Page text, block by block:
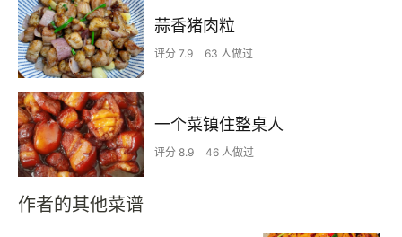
蒜香猪肉粒
评分 7.9 63 人做过
一个菜镇住整桌人
评分 8.9 46 人做过
作者的其他菜谱